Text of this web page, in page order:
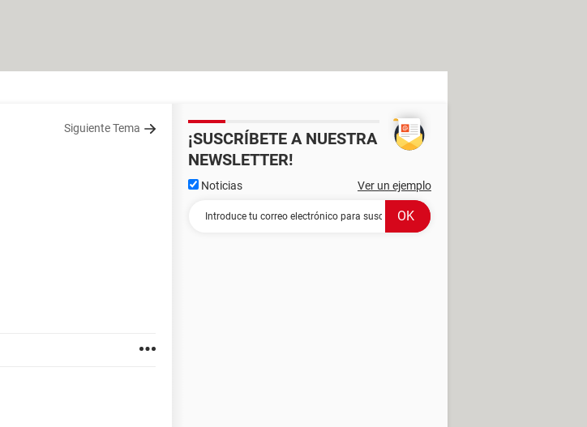
Siguiente Tema
¡SUSCRÍBETE A NUESTRA
NEWSLETTER!
Noticias Ver un ejemplo